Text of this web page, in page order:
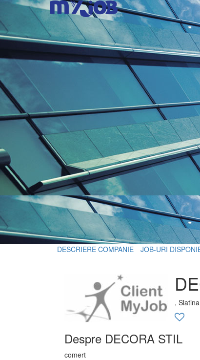
DESCRIERE COMPANIE JOB-URI
, Slatina
Despre DECORA STIL
comert